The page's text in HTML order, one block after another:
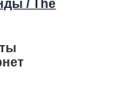
/ The